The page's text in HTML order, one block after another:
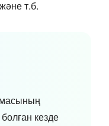
т.б.
кезде